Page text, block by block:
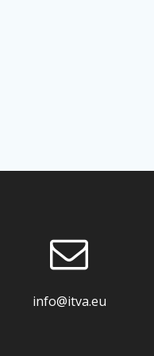
info@itva.eu